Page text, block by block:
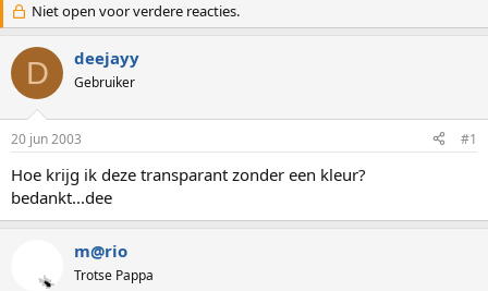
d
e
r
w
e
p
s
t
a
r
t
a
r
t
d
a
m
Niet open voor verdere reacties.
D deejayy
Gebruiker
20 jun 2003 #1
Hoe krijg ik deze transparant zonder een kleur?
bedankt...dee
m@rio
Trotse Pappa